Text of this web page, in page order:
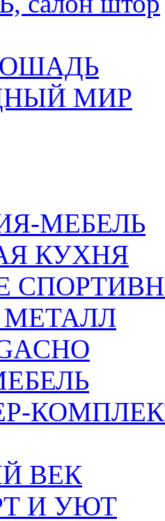
МИР
МЕБЕЛЬ
КУХНЯ
ВЕК
И УЮТ